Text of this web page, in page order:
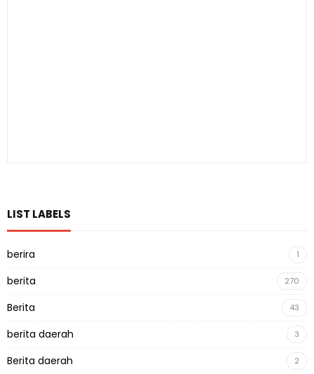
LIST LABELS
berira 1
berita 270
Berita 43
berita daerah 3
Berita daerah 2